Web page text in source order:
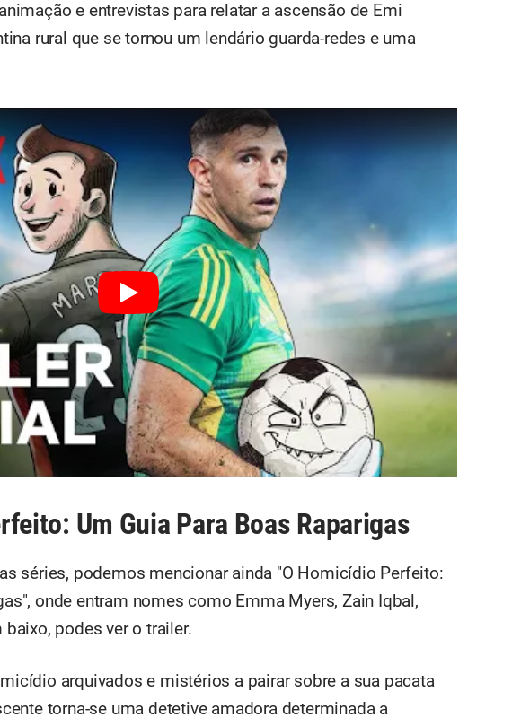
e entrevistas para relatar a ascensão de Emi
rural que se tornou um lendário guarda-redes e uma
Um Guia Para Boas Raparigas
séries, podemos mencionar ainda "O Homicídio Perfeito:
onde entram nomes como Emma Myers, Zain Iqbal,
podes ver o trailer.
arquivados e mistérios a pairar sobre a sua pacata
torna-se uma detetive amadora determinada a